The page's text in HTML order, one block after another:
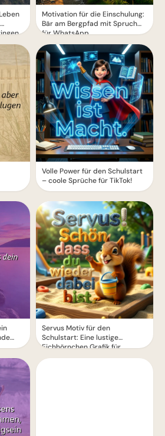
Motivation für die Einschulung:
Bär am Bergpfad mit Spruch
für WhatsApp
Volle Power für den Schulstart
– coole Sprüche für TikTok!
Servus Motiv für den
Schulstart: Eine lustige
Eichhörnchen Grafik für
WhatsApp